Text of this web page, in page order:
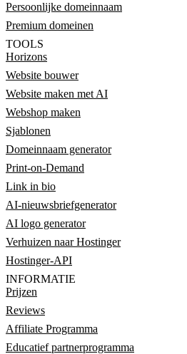
Persoonlijke domeinnaam
Premium domeinen
TOOLS
Horizons
Website bouwer
Website maken met AI
Webshop maken
Sjablonen
Domeinnaam generator
Print-on-Demand
Link in bio
AI-nieuwsbriefgenerator
AI logo generator
Verhuizen naar Hostinger
Hostinger-API
INFORMATIE
Prijzen
Reviews
Affiliate Programma
Educatief partnerprogramma